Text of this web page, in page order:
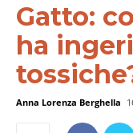
Gatto:
ha
Anna Lorenza Berghella